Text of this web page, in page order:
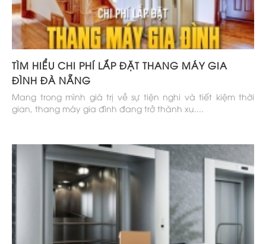
TÌM HIỂU CHI PHÍ LẮP ĐẶT THANG MÁY GIA
ĐÌNH ĐÀ NẴNG
Mang trong mình giá trị về sự tiện nghi và tiết kiệm thời
gian, thang máy gia đình đang trở thành xu....